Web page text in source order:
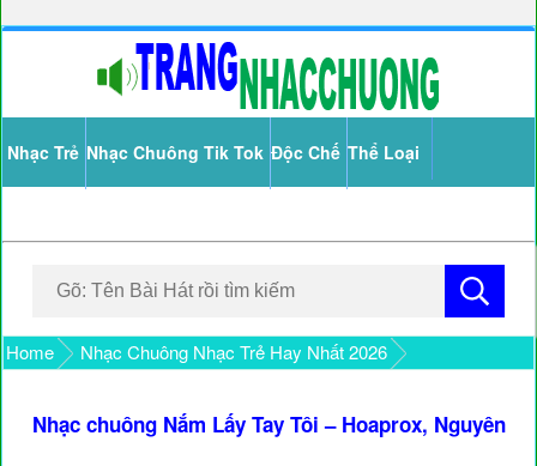
Nhạc Trẻ Nhạc Chuông Tik Tok Độc Chế Thể Loại
Home Nhạc Chuông Nhạc Trẻ Hay Nhất 2026
Nhạc chuông Nắm Lấy Tay Tôi – Hoaprox, Nguyên